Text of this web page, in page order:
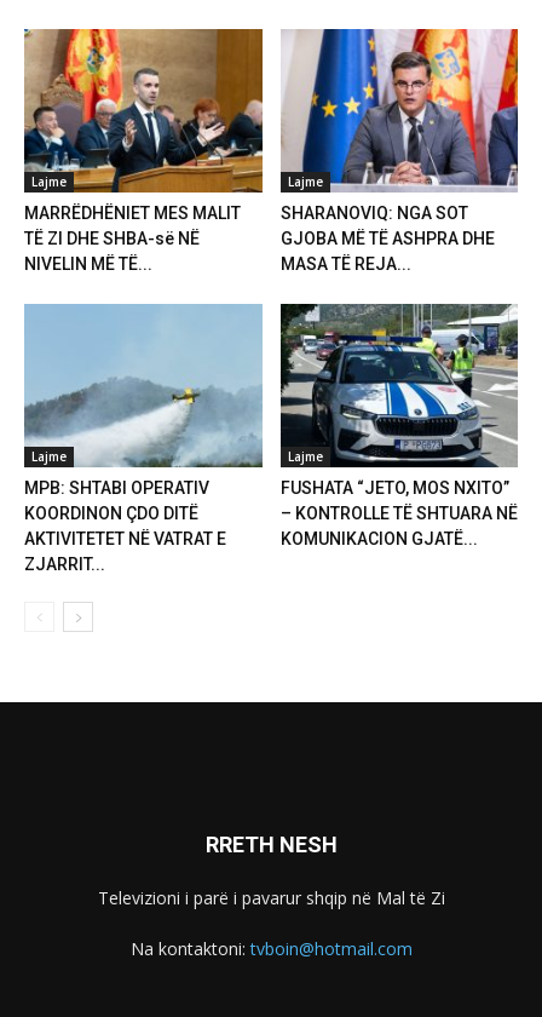
Lajme
MARRËDHËNIET MES MALIT
TË ZI DHE SHBA-së NË
NIVELIN MË TË...
Lajme
SHARANOVIQ: NGA SOT
GJOBA MË TË ASHPRA DHE
MASA TË REJA...
Lajme
MPB: SHTABI OPERATIV
KOORDINON ÇDO DITË
AKTIVITETET NË VATRAT E
ZJARRIT...
Lajme
FUSHATA “JETO, MOS NXITO”
– KONTROLLE TË SHTUARA NË
KOMUNIKACION GJATË...
RRETH NESH
Televizioni i parë i pavarur shqip në Mal të Zi
Na kontaktoni:tvboin@hotmail.com